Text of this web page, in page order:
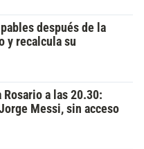
después de la
y recalcula su
a las 20.30:
Messi, sin acceso